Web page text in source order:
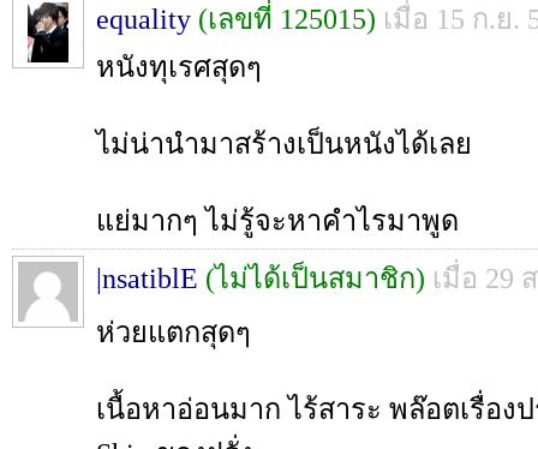
equality (เลขที่ 125015) เมื่อ 15 ก.ย.
หนังทุเรศสุดๆ
ไม่น่านำมาสร้างเป็นหนังได้เลย
แย่มากๆ ไม่รู้จะหาคำไรมาพูด
|nsatiblE (ไม่ได้เป็นสมาชิก) เมื่อ 29
ห่วยแตกสุดๆ
เนื้อหาอ่อนมาก ไร้สาระ พล๊อตเรื่อง